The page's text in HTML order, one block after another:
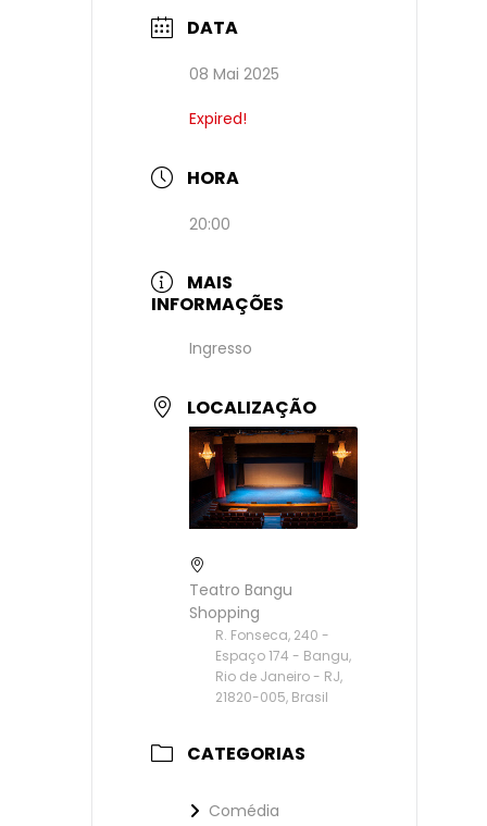
DATA
08 Mai 2025
Expired!
HORA
20:00
MAIS
INFORMAÇÕES
Ingresso
LOCALIZAÇÃO
Teatro Bangu
Shopping
R. Fonseca, 240 -
Espaço 174 - Bangu,
Rio de Janeiro - RJ,
21820-005, Brasil
CATEGORIAS
Comédia